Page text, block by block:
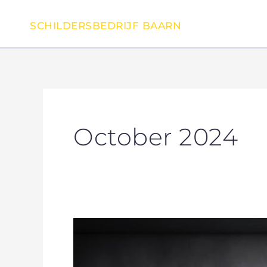
SCHILDERSBEDRIJF BAARN
October 2024